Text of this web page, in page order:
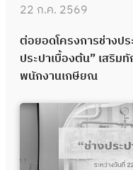
22 ก.ค. 2569
ต่อยอดโครงการช่างป
ประปาเบื้องต้น” เสริม
พนักงานเกษียณ